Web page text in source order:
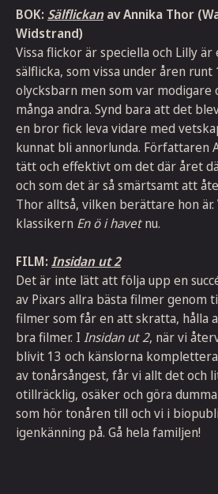
BOK: Sälflickanav Annika Thor
Widstrand)
Vissa flickor är speciella och Lilly är
sälflicka, som vissa under åren runt
olycksbarn men som var modigare
många andra. Synd bara att det
en bror fick leva vidare med
kunnat bli annorlunda. Författaren
tätt och effektivt om det där året
och som det är så smärtsamt att
Thor alltså, vilken berättare hon är.
klassikern En ö i havetnu.
FILM: Insidan ut 2
Det är inte lätt att följa upp en
av Pixars allra bästa filmer genom
filmer som får en att skratta, hålla
bra filmer. I Insidan ut 2, när vi
blivit 13 och känslorna
av tonårsångest, får vi allt det och
otillräcklig, osäker och göra
som hör tonåren till och vi i
igenkänning på. Gå hela familjen!